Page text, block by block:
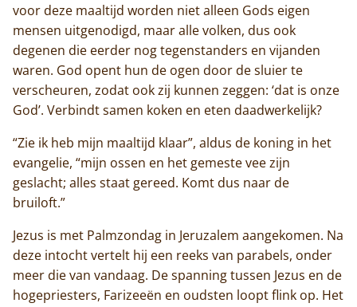
voor deze maaltijd worden niet alleen Gods eigen
mensen uitgenodigd, maar alle volken, dus ook
degenen die eerder nog tegenstanders en vijanden
waren. God opent hun de ogen door de sluier te
verscheuren, zodat ook zij kunnen zeggen: ‘dat is onze
God’. Verbindt samen koken en eten daadwerkelijk?
“Zie ik heb mijn maaltijd klaar”, aldus de koning in het
evangelie, “mijn ossen en het gemeste vee zijn
geslacht; alles staat gereed. Komt dus naar de
bruiloft.”
Jezus is met Palmzondag in Jeruzalem aangekomen. Na
deze intocht vertelt hij een reeks van parabels, onder
meer die van vandaag. De spanning tussen Jezus en de
hogepriesters, Farizeeën en oudsten loopt flink op. Het